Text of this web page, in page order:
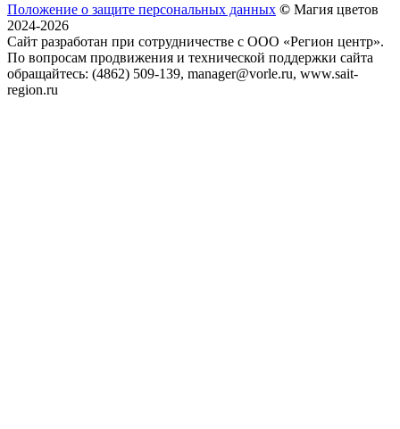
Положение о защите персональных данных © Магия цветов
2024-2026
Сайт разработан при сотрудничестве с ООО «Регион центр».
По вопросам продвижения и технической поддержки сайта
обращайтесь: (4862) 509-139, manager@vorle.ru, www.sait-
region.ru